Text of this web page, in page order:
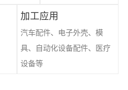
加工应用
汽车配件、电子外壳、模
具、自动化设备配件、医疗
设备等